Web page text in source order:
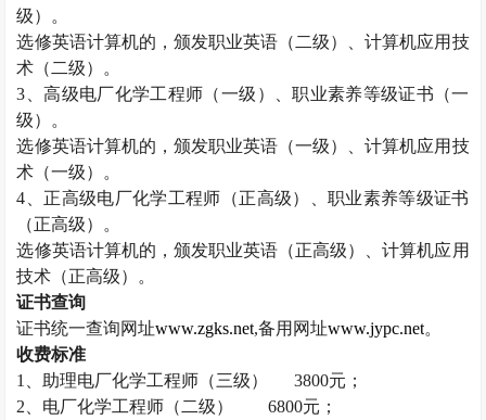
级）。
选修英语计算机的，颁发职业英语（二级）、计算机应用技
术（二级）。
3 、高级电厂化学工程师（一级）、职业素养等级证书（一
级）。
选修英语计算机的，颁发职业英语（一级）、计算机应用技
术（一级）。
4 、正高级电厂化学工程师（正高级）、职业素养等级证书
（正高级）。
选修英语计算机的，颁发职业英语（正高级）、计算机应用
技术（正高级）。
证书查询
证书统一查询网址www.zgks.net,备用网址www.jypc.net。
收费标准
1
、助理电厂化学工程师（三级） 3800元；
2 、电厂化学工程师（二级） 6800元；